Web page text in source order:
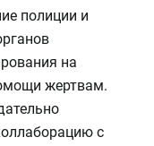
полиции и
на
жертвам.
с